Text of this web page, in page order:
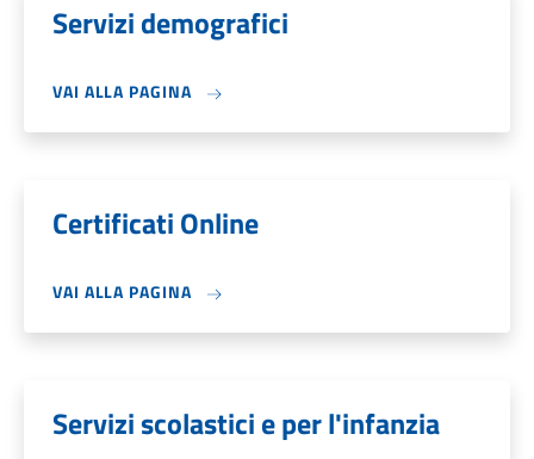
Servizi demografici
VAI ALLA PAGINA
Certificati Online
VAI ALLA PAGINA
Servizi scolastici e per l'infanzia